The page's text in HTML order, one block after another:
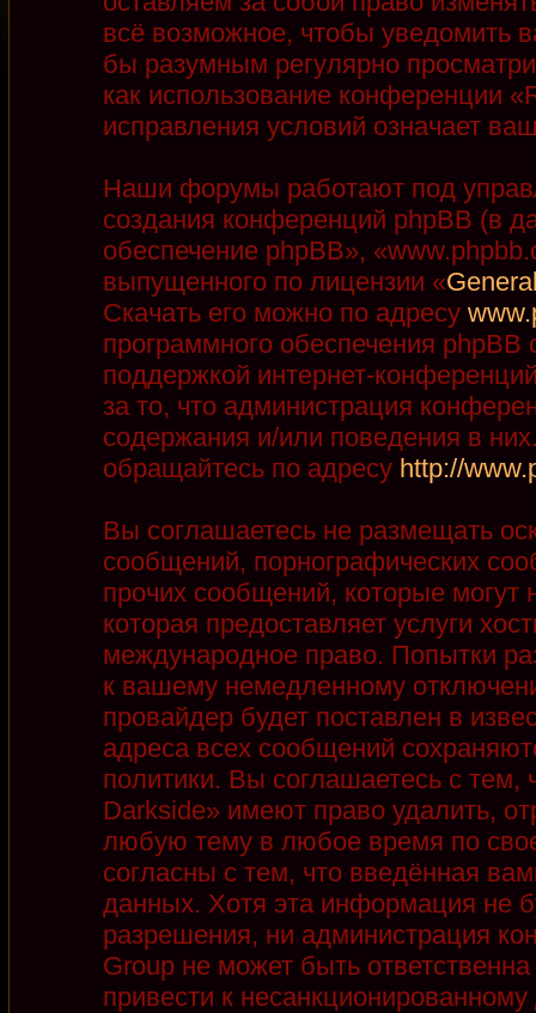
всё возможное, чтобы уведомить
бы разумным регулярно
как использование конференции
исправления условий означает
Наши форумы работают под
создания конференций phpBB (в
обеспечение phpBB»,
выпущенного по лицензии «
Скачать его можно по адресу
программного обеспечения phpBB
поддержкой интернет-
за то, что администрация
содержания и/или поведения в
обращайтесь по адресу http://
Вы соглашаетесь не размещать
сообщений, порнографических
прочих сообщений, которые
которая предоставляет услуги
международное право. Попытки
к вашему немедленному
провайдер будет поставлен в
адреса всех сообщений
политики. Вы соглашаетесь с
Darkside» имеют право удалить,
любую тему в любое время по
согласны с тем, что введённая
данных. Хотя эта информация не
разрешения, ни администрация
Group не может быть
привести к несанкционированному